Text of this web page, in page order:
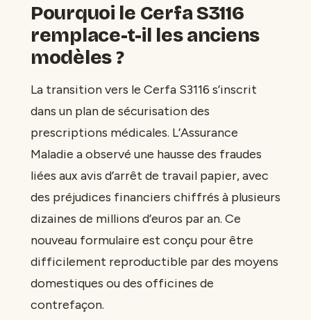
Pourquoi le Cerfa S3116
remplace-t-il les anciens
modèles ?
La transition vers le Cerfa S3116 s’inscrit
dans un plan de sécurisation des
prescriptions médicales. L’Assurance
Maladie a observé une hausse des fraudes
liées aux avis d’arrêt de travail papier, avec
des préjudices financiers chiffrés à plusieurs
dizaines de millions d’euros par an. Ce
nouveau formulaire est conçu pour être
difficilement reproductible par des moyens
domestiques ou des officines de
contrefaçon.